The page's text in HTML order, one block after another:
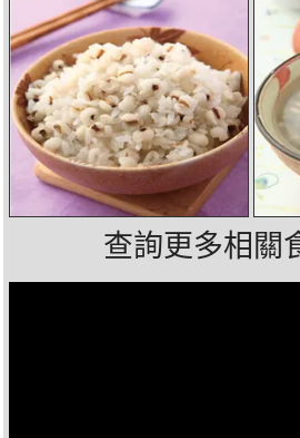
查詢更多相關